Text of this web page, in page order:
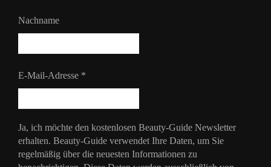
Nachname
E-Mail-Adresse *
Ja, ich möchte den kostenlosen Beauty-Guide Newsletter
erhalten. Beauty-Guide verwendet Ihre Daten, um Sie
regelmäßig über die neuesten Informationen zu